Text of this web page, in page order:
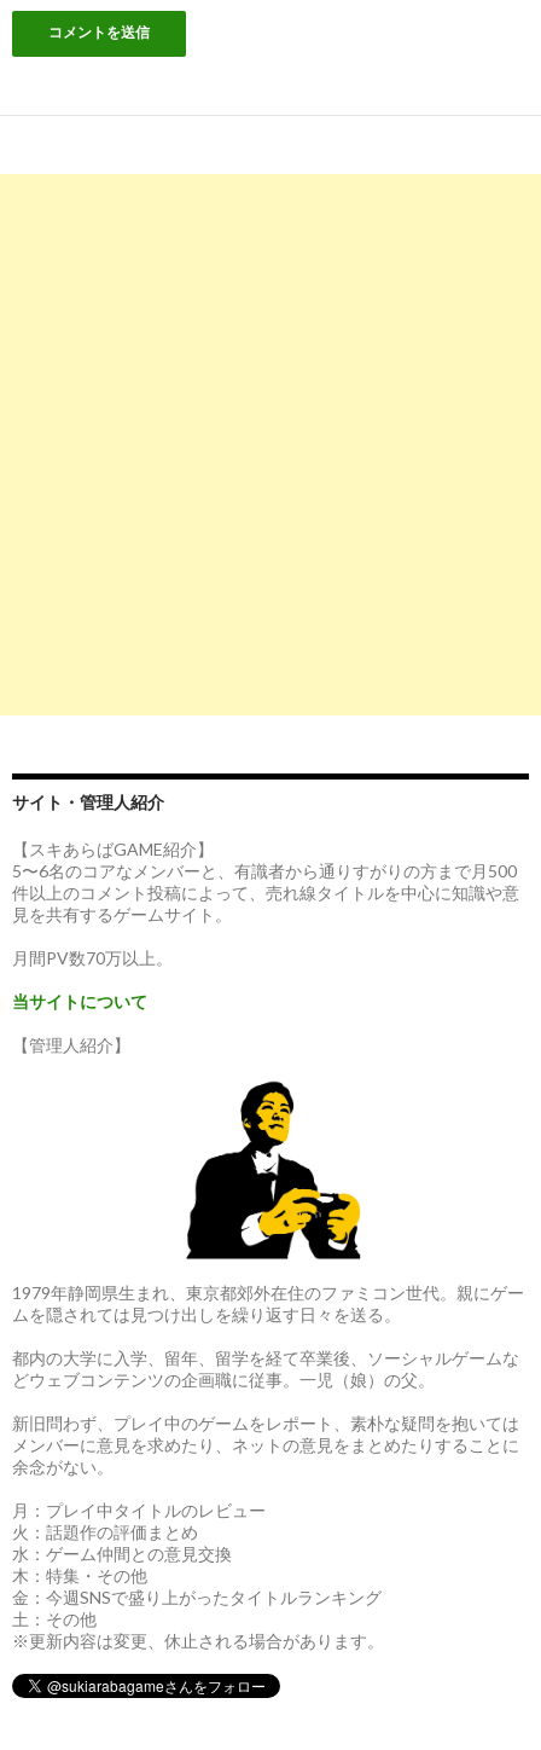
サイト・管理人紹介
【スキあらばGAME紹介】
5〜6名のコアなメンバーと、有識者から通りすがりの方まで月500
件以上のコメント投稿によって、売れ線タイトルを中心に知識や意
見を共有するゲームサイト。
月間PV数70万以上。
当サイトについて
【管理人紹介】
1979年静岡県生まれ、東京都郊外在住のファミコン世代。親にゲー
ムを隠されては見つけ出しを繰り返す日々を送る。
都内の大学に入学、留年、留学を経て卒業後、ソーシャルゲームな
どウェブコンテンツの企画職に従事。一児（娘）の父。
新旧問わず、プレイ中のゲームをレポート、素朴な疑問を抱いては
メンバーに意見を求めたり、ネットの意見をまとめたりすることに
余念がない。
月：プレイ中タイトルのレビュー
火：話題作の評価まとめ
水：ゲーム仲間との意見交換
木：特集・その他
金：今週SNSで盛り上がったタイトルランキング
土：その他
※更新内容は変更、休止される場合があります。